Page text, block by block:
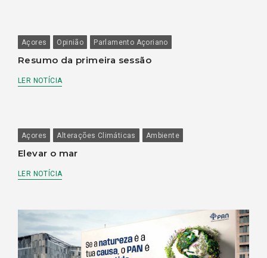
Açores Opinião Parlamento Açoriano
Resumo da primeira sessão
LER NOTÍCIA
Açores Alterações Climáticas Ambiente
Elevar o mar
LER NOTÍCIA